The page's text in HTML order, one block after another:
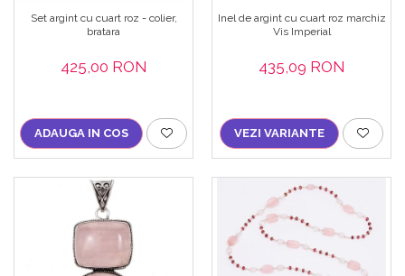
Set argint cu cuart roz - colier,
bratara
425,00 RON
ADAUGA IN COS
Inel de argint cu cuart roz marchiz
Vis Imperial
435,09 RON
VEZI VARIANTE